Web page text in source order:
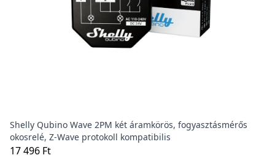
Shelly Qubino Wave 2PM két áramkörös, fogyasztásmérős
okosrelé, Z-Wave protokoll kompatibilis
17 496 Ft